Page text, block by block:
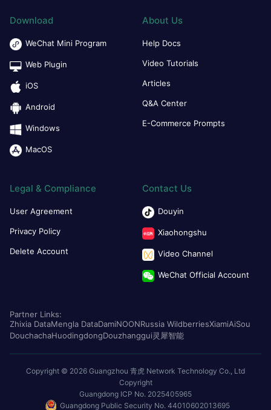
Download
WeChat Mini Program
Web Plugin
iOS
Android
Windows
MacOS
About Us
Help Docs
Video Tutorials
Articles
Q&A Center
E-Commerce Prompts
Legal & Compliance
User Agreement
Privacy Policy
Delete Account
Contact Us
Douyin
Xiaohongshu
Video Channel
WeChat Official Account
Partner Links:
Zhixia DataMengla DataDamiNOONRussia WildberriesXiamiAiSou
DouchachaHuodingdongDouzhanggui灵犀智能
Copyright © 2026 Guangzhou 青虎 Network Technology Co., Ltd
Copyright
Guangdong ICP No. 2025405965
Guangdong Public Security No. 44010602013695